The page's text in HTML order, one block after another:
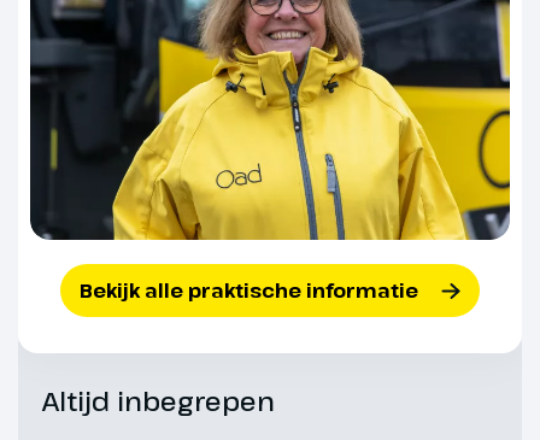
Dag 6
Pillerseetal - Hochfilzen
We gaan naar het romantische
Pillerseetal, een regio voor de
echte genieter. Het
loipennetwerk geldt als één van
onbeschrijflijk mooie
Altijd inbegrepen
Bekijk alle praktische informatie